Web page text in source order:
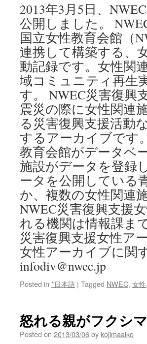
2013年3月5日、
公開しました。
国立女性教育会館（
連携して構築する、
動記録です。女性関
域コミュニティ再生
す。 NWEC災害復興
震災の際に女性関連
る災害復興支援活動
するアーカイブです
教育会館がデータベ
施設がデータを登録
ータを公開している
か、複数の女性関連
NWEC災害復興支援
れる機関は情報課ま
災害復興支援女性ア
女性アーカイブに関
infodiv@nwec.jp
Posted in *日本語 | Tagged NWEC, 女性,
怒れる親がフクシ
Posted on 2013/03/06by kojimaaiko